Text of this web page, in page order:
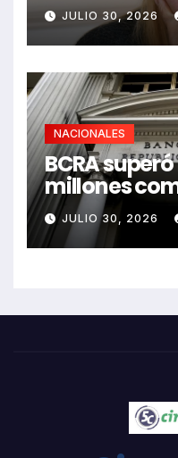
JULIO 30, 2026
NACIONALES
BCRA
millones
JULIO 30, 2026